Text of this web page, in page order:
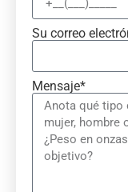
Su correo
Mensaje*